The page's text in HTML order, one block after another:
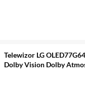
Telewizor LG
Dolby Vision Dolby